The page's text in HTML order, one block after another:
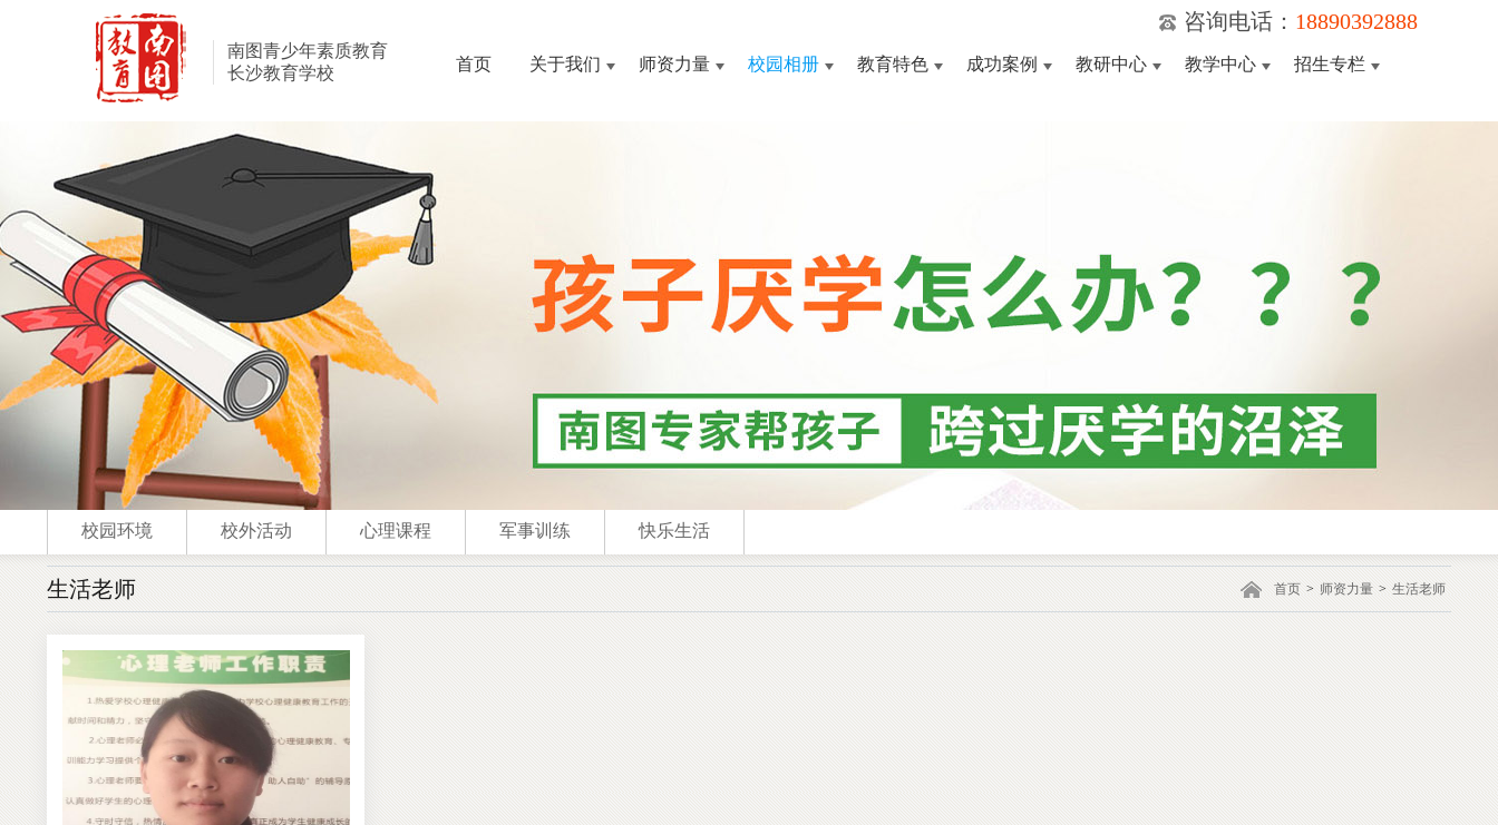
南图青少年素质教育
长沙教育学校
首页 关于我们 师资力量 校园相册 教育特色 成功案例 教研中心 教学中心 招生专栏
咨询电话： 18890392888
校园环境 校外活动 心理课程 军事训练 快乐生活
首页 > 师资力量 > 生活老师
生活老师